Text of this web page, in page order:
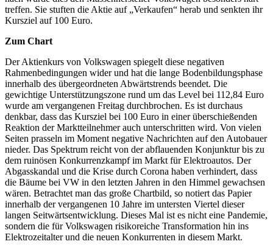
treffen. Sie stuften die Aktie auf „Verkaufen“ herab und senkten ihr
Kursziel auf 100 Euro.
Zum Chart
Der Aktienkurs von Volkswagen spiegelt diese negativen
Rahmenbedingungen wider und hat die lange Bodenbildungsphase
innerhalb des übergeordneten Abwärtstrends beendet. Die
gewichtige Unterstützungszone rund um das Level bei 112,84 Euro
wurde am vergangenen Freitag durchbrochen. Es ist durchaus
denkbar, dass das Kursziel bei 100 Euro in einer überschießenden
Reaktion der Marktteilnehmer auch unterschritten wird. Von vielen
Seiten prasseln im Moment negative Nachrichten auf den Autobauer
nieder. Das Spektrum reicht von der abflauenden Konjunktur bis zu
dem ruinösen Konkurrenzkampf im Markt für Elektroautos. Der
Abgasskandal und die Krise durch Corona haben verhindert, dass
die Bäume bei VW in den letzten Jahren in den Himmel gewachsen
wären. Betrachtet man das große Chartbild, so notiert das Papier
innerhalb der vergangenen 10 Jahre im untersten Viertel dieser
langen Seitwärtsentwicklung. Dieses Mal ist es nicht eine Pandemie,
sondern die für Volkswagen risikoreiche Transformation hin ins
Elektrozeitalter und die neuen Konkurrenten in diesem Markt.